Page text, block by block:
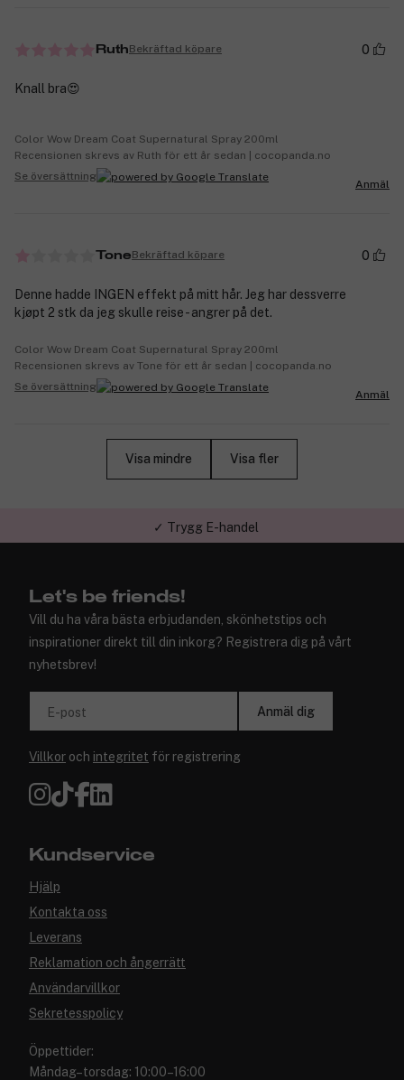
RuthBekräftad köpare 0
Knall bra😍
Color Wow Dream Coat Supernatural Spray 200ml
Recensionen skrevs av Ruth för ett år sedan | cocopanda.no
Se översättning
Anmäl
ToneBekräftad köpare 0
Denne hadde INGEN effekt på mitt hår. Jeg har dessverre
kjøpt 2 stk da jeg skulle reise - angrer på det.
Color Wow Dream Coat Supernatural Spray 200ml
Recensionen skrevs av Tone för ett år sedan | cocopanda.no
Se översättning
Anmäl
Visa mindre Visa fler
✓ Trygg E-handel
Let's be friends!
Vill du ha våra bästa erbjudanden, skönhetstips och
inspirationer direkt till din inkorg? Registrera dig på vårt
nyhetsbrev!
E-post Anmäl dig
Villkor och integritet för registrering
Kundservice
Hjälp
Kontakta oss
Leverans
Reklamation och ångerrätt
Användarvillkor
Sekretesspolicy
Öppettider:
Måndag–torsdag: 10:00–16:00